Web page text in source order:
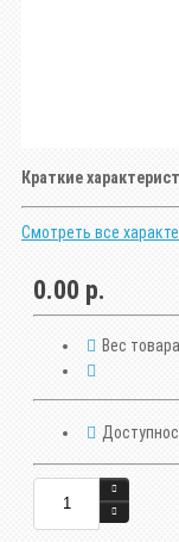
Краткие
Смотреть все
0.00 р.
Вес